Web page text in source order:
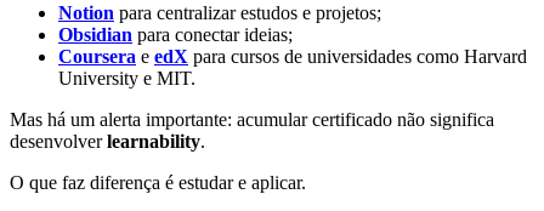
Notion para centralizar estudos e projetos;
Obsidian para conectar ideias;
Coursera e edX para cursos de universidades como Harvard
University e MIT.
Mas há um alerta importante: acumular certificado não significa
desenvolverlearnability.
O que faz diferença é estudar e aplicar.